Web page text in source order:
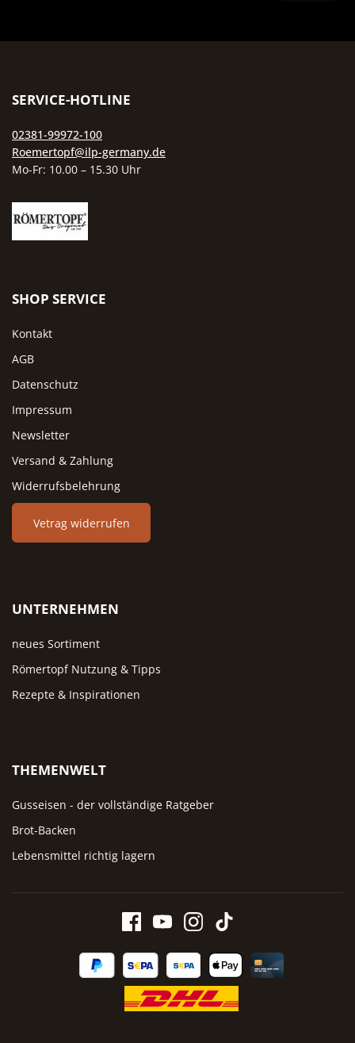
SERVICE-HOTLINE
02381-99972-100
Roemertopf@ilp-germany.de
Mo-Fr: 10.00 – 15.30 Uhr
SHOP SERVICE
Kontakt
AGB
Datenschutz
Impressum
Newsletter
Versand & Zahlung
Widerrufsbelehrung
Vetrag widerrufen
UNTERNEHMEN
neues Sortiment
Römertopf Nutzung & Tipps
Rezepte & Inspirationen
THEMENWELT
Gusseisen - der vollständige Ratgeber
Brot-Backen
Lebensmittel richtig lagern